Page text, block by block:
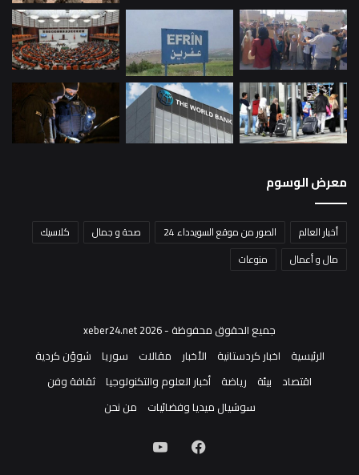
معرض الوسوم
أخبار العالم الصور من موقع السويدداء 24 صحة و جمال
كلاسيك
مال و أعمال
منوعات
جميع الحقوق محفوظة - xeber24.net 2026
الرئيسية
اخبار كردستانية الأخبار مقالات سوريا
شوؤن كردية
اقتصاد
بيئة رياضة أخبار العلوم والتكنولوجيا ثقافة وفن
سوشيال ميديا وفضائيات
من نحن
فيسبوك‫YouTube